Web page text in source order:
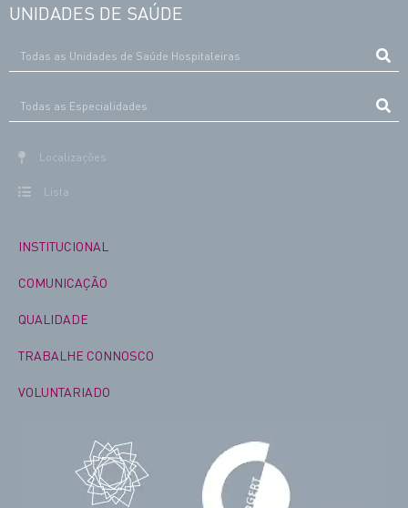
UNIDADES DE SAÚDE
Localizações
Lista
INSTITUCIONAL
COMUNICAÇÃO
QUALIDADE
TRABALHE CONNOSCO
VOLUNTARIADO